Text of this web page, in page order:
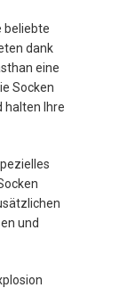
beliebte
dank
eine
Socken
halten Ihre
und